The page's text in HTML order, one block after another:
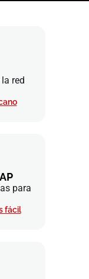
red
para
fácil